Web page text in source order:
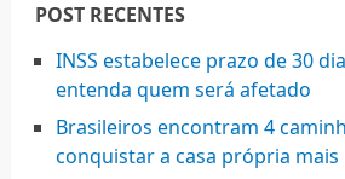
POST RECENTES
INSS estabelece prazo de 30
entenda quem será afetado
Brasileiros encontram 4
conquistar a casa própria